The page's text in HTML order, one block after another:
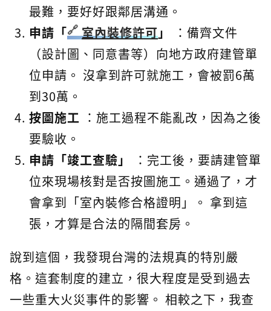
最難，要好好跟鄰居溝通。
申請「
室內裝修許可」
：備齊文件
（設計圖、同意書等）向地方政府建管單
位申請。 沒拿到許可就施工，會被罰6萬
到30萬。
按圖施工 ：施工過程不能亂改，因為之後
要驗收。
申請「竣工查驗」
：完工後，要請建管單
位來現場核對是否按圖施工。通過了，才
會拿到「室內裝修合格證明」。 拿到這
張，才算是合法的隔間套房。
說到這個，我發現台灣的法規真的特別嚴
格。這套制度的建立，很大程度是受到過去
一些重大火災事件的影響。 相較之下，我查